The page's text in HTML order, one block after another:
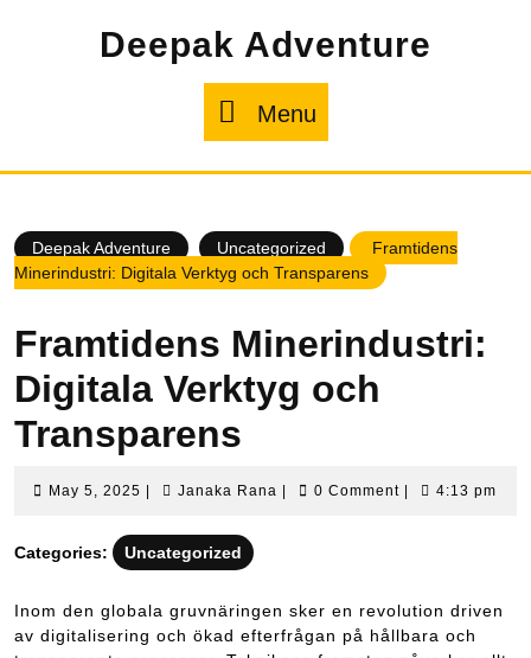
Deepak Adventure
Menu
Deepak Adventure Uncategorized
Framtidens
Minerindustri: Digitala Verktyg och Transparens
Framtidens Minerindustri:
Digitala Verktyg och
Transparens
May 5, 2025 May Janaka Rana Janaka0 Comment 4:13 pm
Categories: Uncategorized
Inom den globala gruvnäringen sker en revolution driven
av digitalisering och ökad efterfrågan på hållbara och